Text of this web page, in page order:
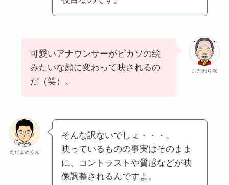
こだわり派
可愛いアナウンサーがピカソの絵
みたいな顔に変わって映されるの
だ（笑）。
えだまめくん
そんな訳ないでしょ・・・。
映っているものの事実はそのまま
に、コントラストや質感などが映
像調整されるんですよ。